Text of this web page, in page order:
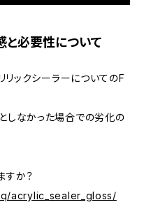
と必要性について
リックシーラーについてのF
しなかった場合での劣化の
すか？
acrylic_sealer_gloss/